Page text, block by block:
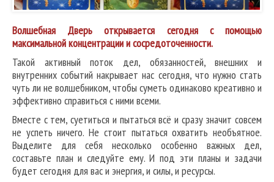
Волшебная Дверь открывается сегодня с помощью
максимальной концентрации и сосредоточенности.
Такой активный поток дел, обязанностей, внешних и
внутренних событий накрывает нас сегодня, что нужно стать
чуть ли не волшебником, чтобы суметь одинаково креативно и
эффективно справиться с ними всеми.
Вместе с тем, суетиться и пытаться всё и сразу значит совсем
не успеть ничего. Не стоит пытаться охватить необъятное.
Выделите для себя несколько особенно важных дел,
составьте план и следуйте ему. И под эти планы и задачи
будет сегодня для вас и энергия, и силы, и ресурсы.